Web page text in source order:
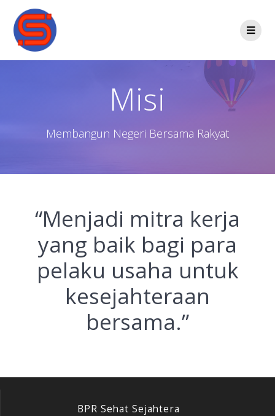
Misi
Membangun Negeri Bersama Rakyat
“Menjadi mitra kerja
yang baik bagi para
pelaku usaha untuk
kesejahteraan
bersama.”
BPR Sehat Sejahtera